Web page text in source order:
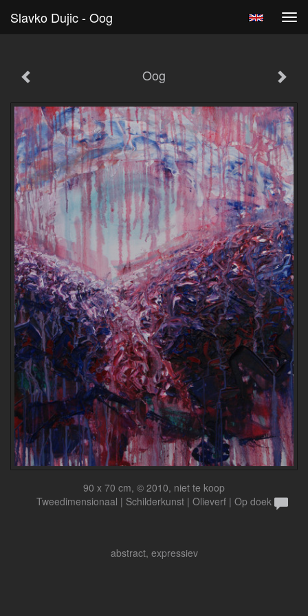
Slavko Dujic - Oog
Oog
90 x 70 cm, © 2010, niet te koop
Tweedimensionaal | Schilderkunst | Olieverf | Op doek
abstract, expressiev